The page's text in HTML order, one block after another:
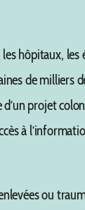
hôpitaux, les
de milliers
d’un projet
à
ou